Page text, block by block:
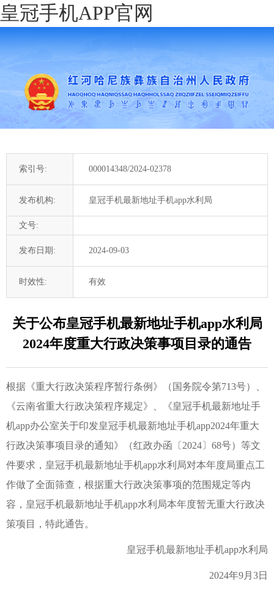
皇冠手机APP官网
索引号: 000014348/2024-02378
发布机构: 皇冠手机最新地址手机app水利局
文号:
发布日期: 2024-09-03
时效性: 有效
关于公布皇冠手机最新地址手机app水利局
2024年度重大行政决策事项目录的通告
根据《重大行政决策程序暂行条例》（国务院令第713号）、
《云南省重大行政决策程序规定》、《皇冠手机最新地址手
机app办公室关于印发皇冠手机最新地址手机app2024年重大
行政决策事项目录的通知》（红政办函〔2024〕68号）等文
件要求，皇冠手机最新地址手机app水利局对本年度局重点工
作做了全面筛查，根据重大行政决策事项的范围规定等内
容，皇冠手机最新地址手机app水利局本年度暂无重大行政决
策项目，特此通告。
皇冠手机最新地址手机app水利局
2024年9月3日